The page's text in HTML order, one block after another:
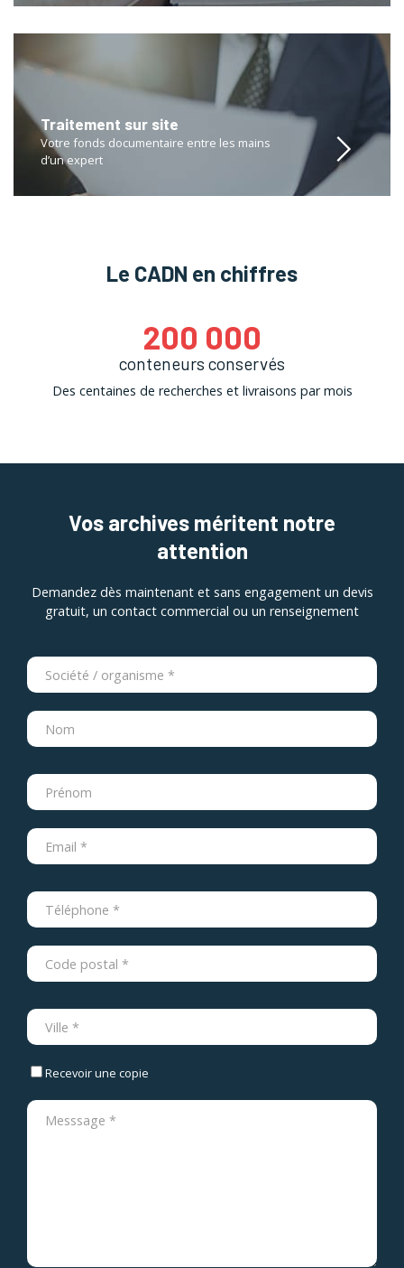
Traitement sur site
Votre fonds documentaire entre les mains
d’un expert
Le CADN en chiffres
200 000
conteneurs conservés
Des centaines de recherches et livraisons par mois
Vos archives méritent notre
attention
Demandez dès maintenant et sans engagement un devis
gratuit, un contact commercial ou un renseignement
Recevoir une copie